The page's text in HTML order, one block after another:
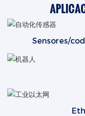
Sensores/